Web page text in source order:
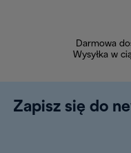
Darmowa
Wysyłka w
Zapisz się do